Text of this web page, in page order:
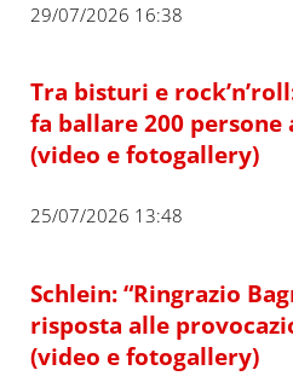
29/07/2026 16:38
Tra bisturi e
fa ballare 200 persone
(video e fotogallery)
25/07/2026 13:48
Schlein: “Ringrazio
risposta alle
(video e fotogallery)